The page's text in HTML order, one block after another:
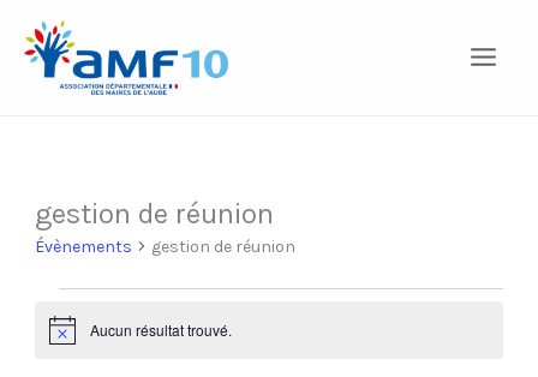
contenu
gestion de réunion
Évènements gestion de réunion
Évènements
Notice Aucun résultat trouvé.